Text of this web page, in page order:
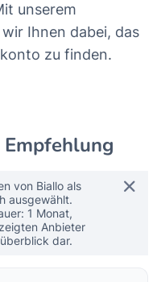
unserem
Ihnen dabei, das
zu finden.
von Biallo als
ausgewählt.
1 Monat,
Anbieter
dar.